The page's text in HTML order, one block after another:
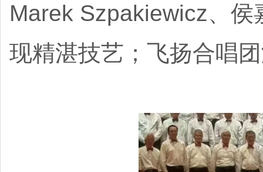
Marek Szpakiewicz、
现精湛技艺；飞扬合唱